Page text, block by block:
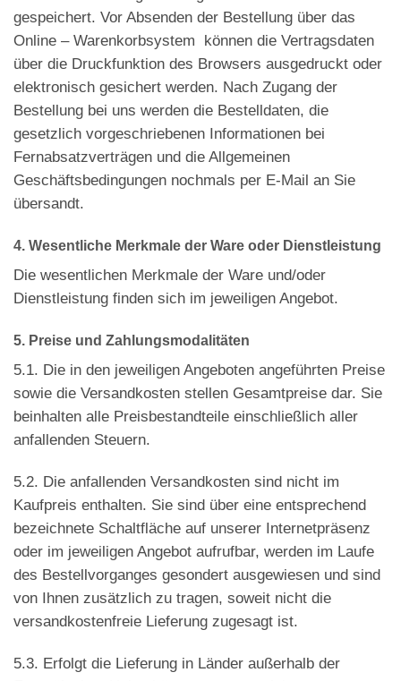
gespeichert. Vor Absenden der Bestellung über das
Online – Warenkorbsystem können die Vertragsdaten
über die Druckfunktion des Browsers ausgedruckt oder
elektronisch gesichert werden. Nach Zugang der
Bestellung bei uns werden die Bestelldaten, die
gesetzlich vorgeschriebenen Informationen bei
Fernabsatzverträgen und die Allgemeinen
Geschäftsbedingungen nochmals per E-Mail an Sie
übersandt.
4. Wesentliche Merkmale der Ware oder Dienstleistung
Die wesentlichen Merkmale der Ware und/oder
Dienstleistung finden sich im jeweiligen Angebot.
5. Preise und Zahlungsmodalitäten
5.1. Die in den jeweiligen Angeboten angeführten Preise
sowie die Versandkosten stellen Gesamtpreise dar. Sie
beinhalten alle Preisbestandteile einschließlich aller
anfallenden Steuern.
5.2. Die anfallenden Versandkosten sind nicht im
Kaufpreis enthalten. Sie sind über eine entsprechend
bezeichnete Schaltfläche auf unserer Internetpräsenz
oder im jeweiligen Angebot aufrufbar, werden im Laufe
des Bestellvorganges gesondert ausgewiesen und sind
von Ihnen zusätzlich zu tragen, soweit nicht die
versandkostenfreie Lieferung zugesagt ist.
5.3. Erfolgt die Lieferung in Länder außerhalb der